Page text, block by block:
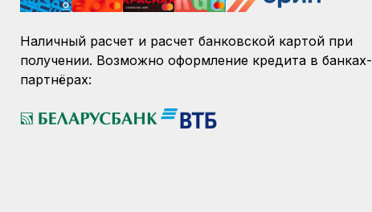
Наличный расчет и расчет банковской картой при
получении. Возможно оформление кредита в банках-
партнёрах: